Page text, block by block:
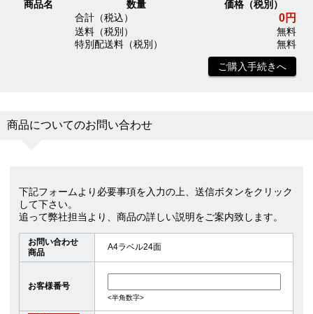
商品名 数量
価格（税別）
合計（税込）
0円
送料（税別）
無料
特別配送料（税別）
無料
ご購入手続きへ
商品についてのお問い合わせ
下記フォームより必要事項を入力の上、送信ボタンをクリック
して下さい。
追って弊社担当より、商品の詳しい説明をご案内致します。
お問い合わせ
商品
A4ラベル24面
お客様番号
<半角数字>